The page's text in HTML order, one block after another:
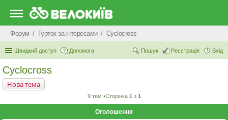
Форум Гурток за інтересами Cyclocross
Швидкий доступ Допомога Вхід
Реєстрація
Пошук
Cyclocross
Нова тема
9 тем •Сторінка 1 з 1
Оголошення